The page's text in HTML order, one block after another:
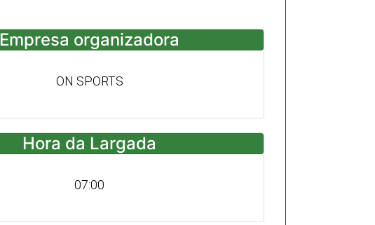
Empresa organizadora
ON SPORTS
Hora da Largada
07:00